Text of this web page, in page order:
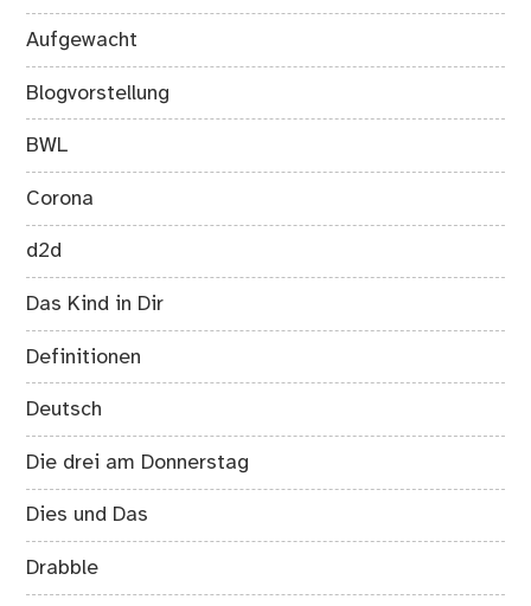
Aufgewacht
Blogvorstellung
BWL
Corona
d2d
Das Kind in Dir
Definitionen
Deutsch
Die drei am Donnerstag
Dies und Das
Drabble